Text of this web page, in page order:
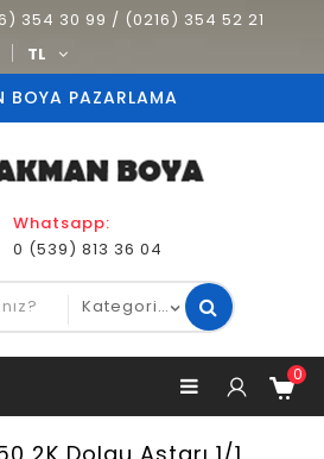
354 30 99 / (0216) 354 52 21
TL
BOYA PAZARLAMA
Whatsapp:
0 (539) 813 36 04
0